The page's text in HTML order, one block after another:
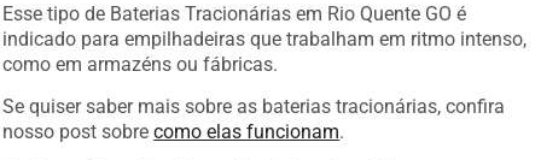
Esse tipo de Baterias Tracionárias em Rio Quente GO é
indicado para empilhadeiras que trabalham em ritmo intenso,
como em armazéns ou fábricas.
Se quiser saber mais sobre as baterias tracionárias, confira
nosso post sobrecomo elas funcionam.